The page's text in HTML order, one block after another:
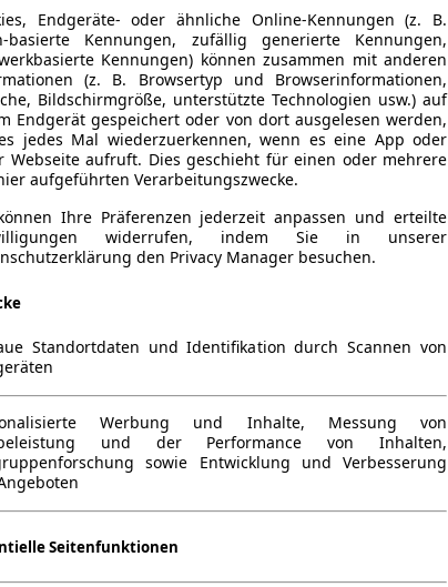
Endgeräte- oder ähnliche Online-Kennungen (z. B.
basierte Kennungen, zufällig generierte Kennungen,
Kennungen) können zusammen mit anderen
(z. B. Browsertyp und Browserinformationen,
Bildschirmgröße, unterstützte Technologien usw.) auf
Endgerät gespeichert oder von dort ausgelesen werden,
jedes Mal wiederzuerkennen, wenn es eine App oder
Webseite aufruft. Dies geschieht für einen oder mehrere
aufgeführten Verarbeitungszwecke.
Ihre Präferenzen jederzeit anpassen und erteilte
widerrufen, indem Sie in unserer
den Privacy Manager besuchen.
Standortdaten und Identifikation durch Scannen von
Werbung und Inhalte, Messung von
und der Performance von Inhalten,
sowie Entwicklung und Verbesserung
Seitenfunktionen